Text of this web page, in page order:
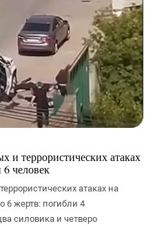
и террористических атаках
человек
атаках на
6 жертв: погибли 4
силовика и четверо